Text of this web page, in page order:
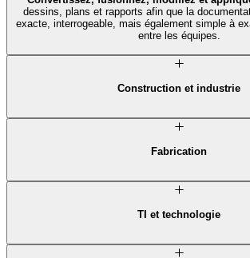
dessins, plans et rapports afin que la
exacte, interrogeable, mais également simple à
entre les équipes.
Construction et industrie
fichiers de projet,et archivez la
faciles à stocker, à consulter et à
du projet.
Fabrication
et à jour enregroupant les fichiers, en
de façon
dans l’ensemble des flux de
TI et technologie
l’édition de PDF, à la recherche optimisée